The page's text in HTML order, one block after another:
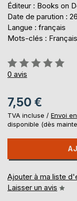
Éditeur : Books on
Date de parution :
Langue : français
Mots-clés :
Évaluation:
0%
0 avis
7,50 €
TVA incluse / Envoi
disponible (dès
Ajouter à ma liste
Laisser un avis